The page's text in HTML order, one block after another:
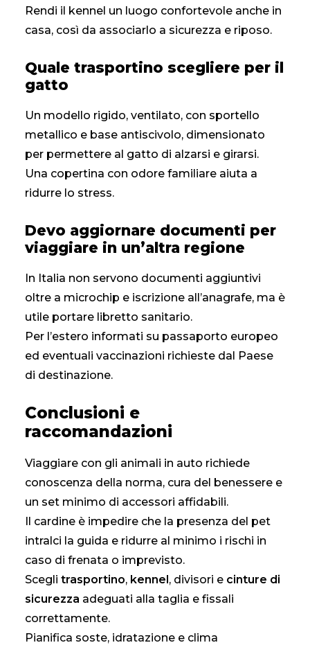
Rendi il kennel un luogo confortevole anche in
casa, così da associarlo a sicurezza e riposo.
Quale trasportino scegliere per il
gatto
Un modello rigido, ventilato, con sportello
metallico e base antiscivolo, dimensionato
per permettere al gatto di alzarsi e girarsi.
Una copertina con odore familiare aiuta a
ridurre lo stress.
Devo aggiornare documenti per
viaggiare in un’altra regione
In Italia non servono documenti aggiuntivi
oltre a microchip e iscrizione all’anagrafe, ma è
utile portare libretto sanitario.
Per l’estero informati su passaporto europeo
ed eventuali vaccinazioni richieste dal Paese
di destinazione.
Conclusioni e
raccomandazioni
Viaggiare con gli animali in auto richiede
conoscenza della norma, cura del benessere e
un set minimo di accessori affidabili.
Il cardine è impedire che la presenza del pet
intralci la guida e ridurre al minimo i rischi in
caso di frenata o imprevisto.
Scegli trasportino, kennel, divisori e cinture di
sicurezza adeguati alla taglia e fissali
correttamente.
Pianifica soste, idratazione e clima